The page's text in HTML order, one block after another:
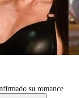
su romance